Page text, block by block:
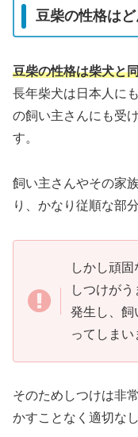
豆柴の性格はど
豆柴の性格は柴犬と
長年柴犬は日本人に
の飼い主さんにも受
す。
飼い主さんやその家
り、かなり従順な部
しかし頑固
しつけが
発生し、飼
ってしまい
そのためしつけは非
かすことなく適切な